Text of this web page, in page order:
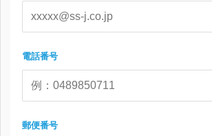
電話番号
郵便番号